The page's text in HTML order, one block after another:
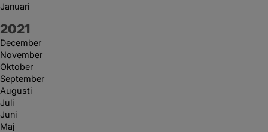
Januari
År:
2021
December
November
Oktober
September
Augusti
Juli
Juni
Maj